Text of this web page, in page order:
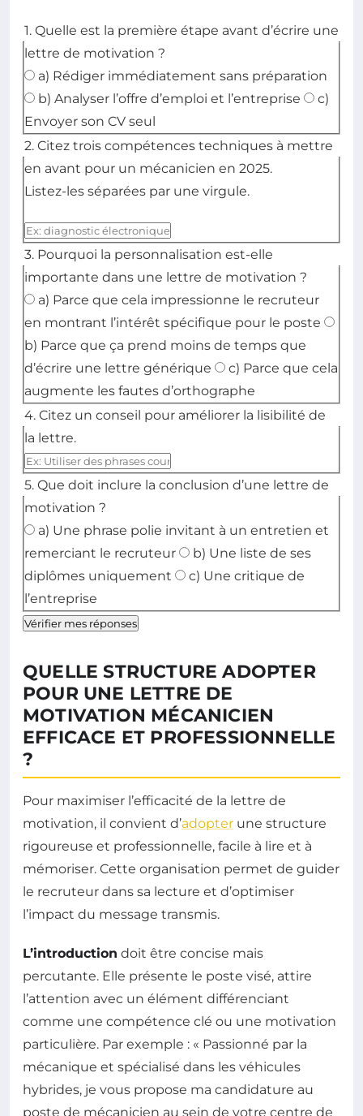
1. Quelle est la première étape avant d’écrire une
lettre de motivation ?
Choisissez la bonne réponse parmi les options
a) Rédiger immédiatement sans préparation
b) Analyser l’offre d’emploi et l’entreprise
c)
Envoyer son CV seul
2. Citez trois compétences techniques à mettre
en avant pour un mécanicien en 2025.
Listez-les séparées par une virgule.
3. Pourquoi la personnalisation est-elle
importante dans une lettre de motivation ?
Choisissez la bonne réponse parmi les options
a) Parce que cela impressionne le recruteur
en montrant l’intérêt spécifique pour le poste
b) Parce que ça prend moins de temps que
d’écrire une lettre générique
c) Parce que cela
augmente les fautes d’orthographe
4. Citez un conseil pour améliorer la lisibilité de
la lettre.
5. Que doit inclure la conclusion d’une lettre de
motivation ?
Choisissez la bonne réponse parmi les options
a) Une phrase polie invitant à un entretien et
remerciant le recruteur
b) Une liste de ses
diplômes uniquement
c) Une critique de
l’entreprise
Vérifier mes réponses
QUELLE STRUCTURE ADOPTER
POUR UNE LETTRE DE
MOTIVATION MÉCANICIEN
EFFICACE ET PROFESSIONNELLE
?
Pour maximiser l’efficacité de la lettre de
motivation, il convient d’adopter une structure
rigoureuse et professionnelle, facile à lire et à
mémoriser. Cette organisation permet de guider
le recruteur dans sa lecture et d’optimiser
l’impact du message transmis.
L’introduction doit être concise mais
percutante. Elle présente le poste visé, attire
l’attention avec un élément différenciant
comme une compétence clé ou une motivation
particulière. Par exemple : « Passionné par la
mécanique et spécialisé dans les véhicules
hybrides, je vous propose ma candidature au
poste de mécanicien au sein de votre centre de